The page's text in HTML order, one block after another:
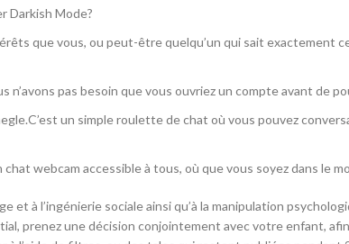
Darkish Mode?
que vous, ou peut-être quelqu’un qui sait exactement
n’avons pas besoin que vous ouvriez un compte avant de
un simple roulette de chat où vous pouvez
webcam accessible à tous, où que vous soyez dans le
et à l’ingénierie sociale ainsi qu’à la manipulation
prenez une décision conjointement avec votre enfant,